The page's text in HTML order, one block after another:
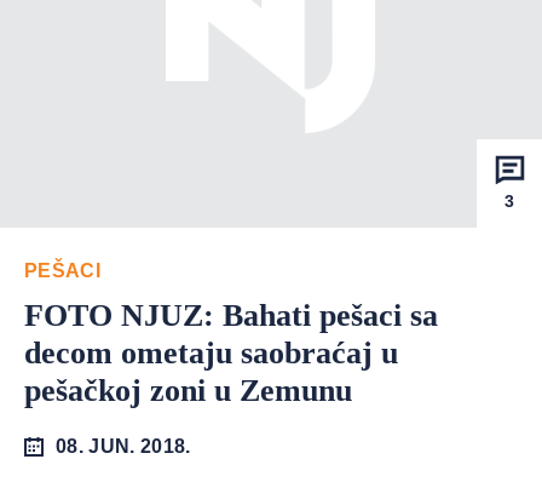
3
PEŠACI
FOTO NJUZ: Bahati pešaci sa
decom ometaju saobraćaj u
pešačkoj zoni u Zemunu
08. JUN. 2018.